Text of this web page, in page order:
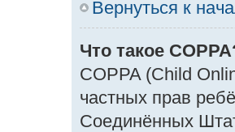
Вернуться к
Что такое
COPPA (Child
частных прав
Соединённых